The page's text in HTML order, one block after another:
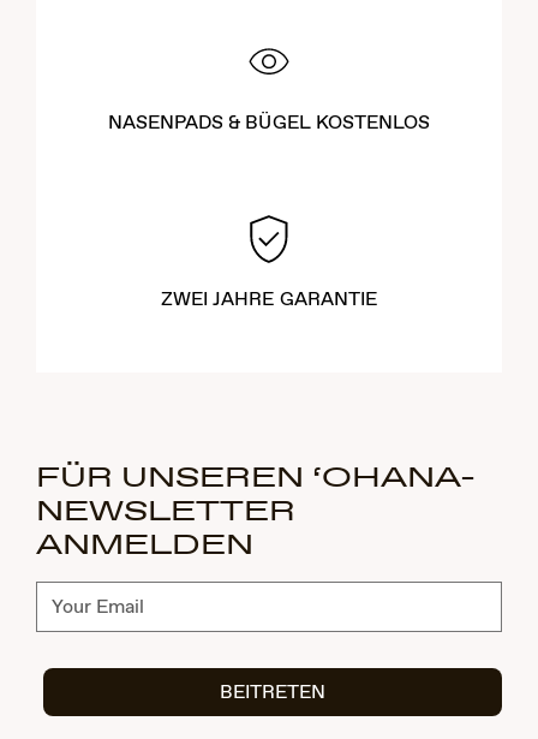
NASENPADS & BÜGEL KOSTENLOS
ZWEI JAHRE GARANTIE
FÜR UNSEREN ‘OHANA-
NEWSLETTER
ANMELDEN
Abonnieren
BEITRETEN